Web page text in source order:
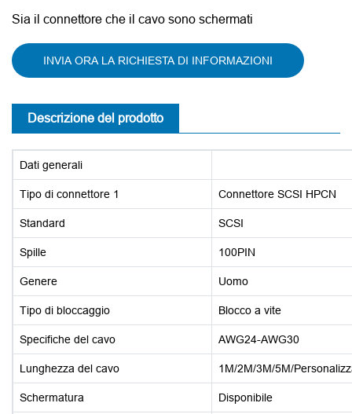
Sia il connettore che il cavo sono schermati
INVIA ORA LA RICHIESTA DI INFORMAZIONI
Descrizione del prodotto
Dati generali
Tipo di connettore 1 Connettore SCSI HPCN
Standard SCSI
Spille 100PIN
Genere Uomo
Tipo di bloccaggio Blocco a vite
Specifiche del cavo AWG24-AWG30
Lunghezza del cavo 1M/2M/3M/5M/
Schermatura Disponibile